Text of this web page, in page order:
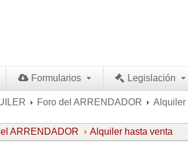
Formularios Legislación
Foro del ARRENDADOR Alquiler
ARRENDADOR Alquiler hasta venta